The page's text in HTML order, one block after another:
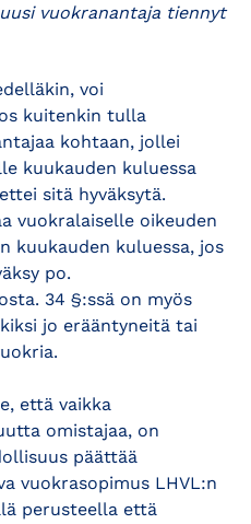
vuokranantaja tiennyt
voi
kuitenkin tulla
kohtaan, jollei
kuukauden kuluessa
sitä hyväksytä.
vuokralaiselle oikeuden
kuukauden kuluessa, jos
po.
34 §:ssä on myös
jo erääntyneitä tai
että vaikka
omistajaa, on
päättää
vuokrasopimus LHVL:n
perusteella että